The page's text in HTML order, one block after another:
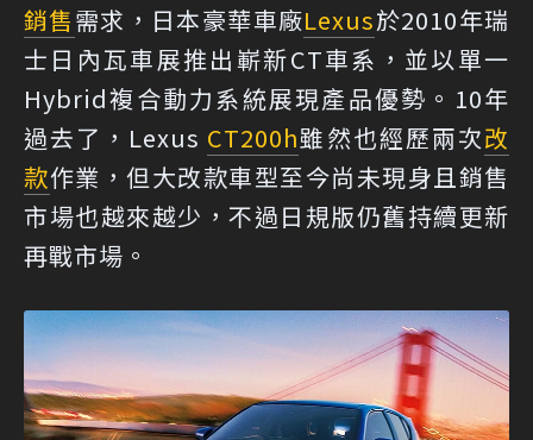
銷售需求，日本豪華車廠Lexus於2010年瑞
士日內瓦車展推出嶄新CT車系，並以單一
Hybrid複合動力系統展現產品優勢。10年
過去了，Lexus CT200h雖然也經歷兩次改
款作業，但大改款車型至今尚未現身且銷售
市場也越來越少，不過日規版仍舊持續更新
再戰市場。